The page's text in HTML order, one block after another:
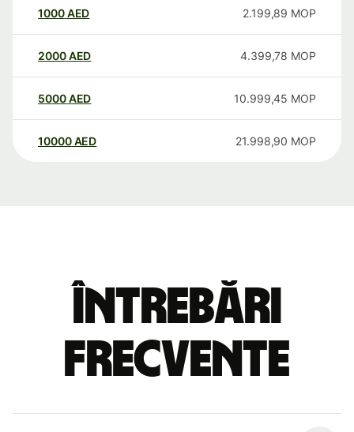
1000AED 2.199,89 MOP
2000AED 4.399,78 MOP
5000AED 10.999,45 MOP
10000 AED 21.998,90 MOP
Întrebări
frecvente